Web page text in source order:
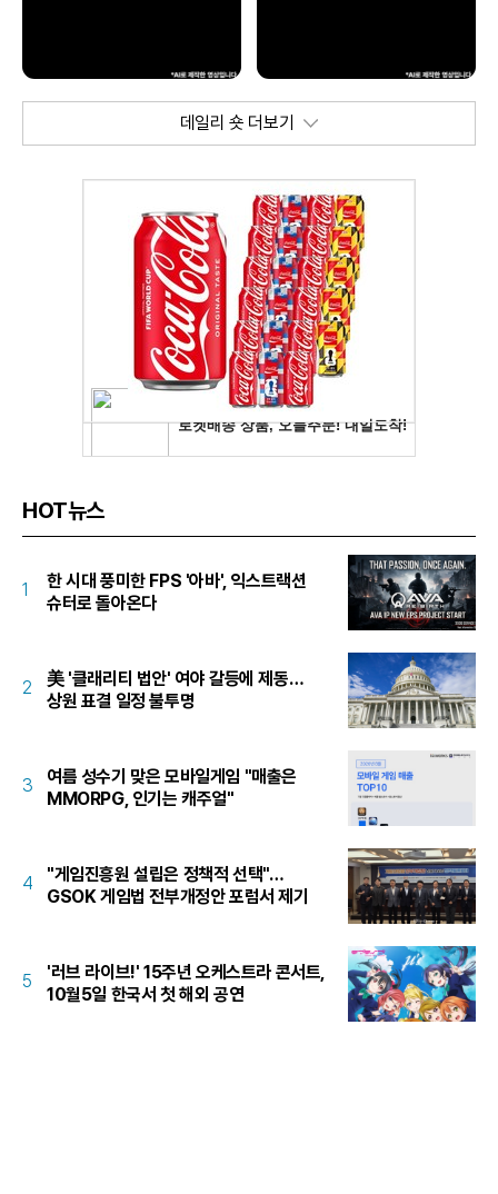
데일리 숏 더보기
HOT뉴스
1
한 시대 풍미한 FPS '아바', 익스트랙션
슈터로 돌아온다
2
美 '클래리티 법안' 여야 갈등에 제동…
상원 표결 일정 불투명
3
여름 성수기 맞은 모바일게임 "매출은
MMORPG, 인기는 캐주얼"
4
"게임진흥원 설립은 정책적 선택"…
GSOK 게임법 전부개정안 포럼서 제기
5
'러브 라이브!' 15주년 오케스트라 콘서트,
10월5일 한국서 첫 해외 공연